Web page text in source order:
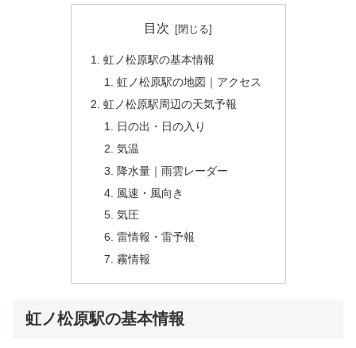
目次
虹ノ松原駅の基本情報
虹ノ松原駅の地図｜アクセス
虹ノ松原駅周辺の天気予報
日の出・日の入り
気温
降水量｜雨雲レーダー
風速・風向き
気圧
雷情報・雷予報
霧情報
虹ノ松原駅の基本情報